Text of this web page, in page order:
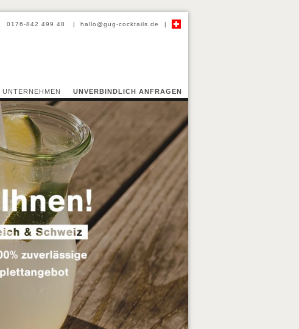
0176-842 499 48 | hallo@gug-cocktails.de |
UNTERNEHMEN UNVERBINDLICH ANFRAGEN